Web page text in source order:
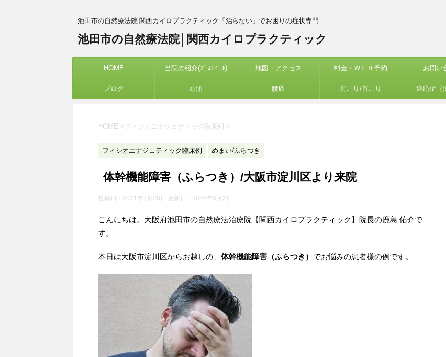
池田市の自然療法院 関西カイロプラクティック「治らない」でお困りの症状専門
池田市の自然療法院│関西カイロプラクティック
HOME 当院の紹介(ﾌﾟﾛﾌｨｰﾙ) 地図・アクセス 料金・ＷＥＢ予約 お問い
ブログ 頭痛 腰痛 肩こり/首こり 適応症（
HOME > フィシオエナジェティック臨床例 >
フィシオエナジェティック臨床例 めまい/ふらつき
体幹機能障害（ふらつき）/大阪市淀川区より来院
投稿日：2021年2月28日 更新日： 2026年6月2日
こんにちは。大阪府池田市の自然療法治療院【関西カイロプラクティック】院長の鹿島 佑介で
す。
本日は大阪市淀川区からお越しの、 体幹機能障害（ふらつき） でお悩みの患者様の例です。